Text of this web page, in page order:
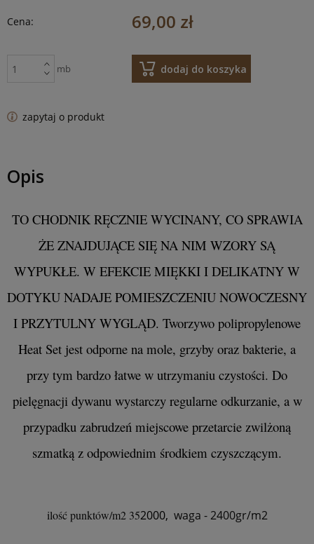
Cena: 69,00 zł
mb dodaj do koszyka
zapytaj o produkt
Opis
TO CHODNIK RĘCZNIE WYCINANY, CO SPRAWIA
ŻE ZNAJDUJĄCE SIĘ NA NIM WZORY SĄ
WYPUKŁE. W EFEKCIE MIĘKKI I DELIKATNY W
DOTYKU NADAJE POMIESZCZENIU NOWOCZESNY
I PRZYTULNY WYGLĄD. Tworzywo polipropylenowe
Heat Set jest odporne na mole, grzyby oraz bakterie, a
przy tym bardzo łatwe w utrzymaniu czystości. Do
pielęgnacji dywanu wystarczy regularne odkurzanie, a w
przypadku zabrudzeń miejscowe przetarcie zwilżoną
szmatką z odpowiednim środkiem czyszczącym.
ilość punktów/m2 352000, waga - 2400gr/m2